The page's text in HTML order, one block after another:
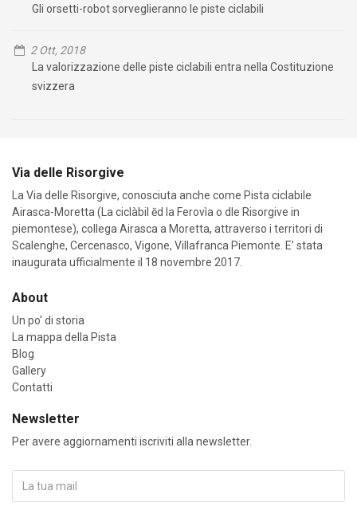
Gli orsetti-robot sorveglieranno le piste ciclabili
2 Ott, 2018
La valorizzazione delle piste ciclabili entra nella Costituzione
svizzera
Via delle Risorgive
La Via delle Risorgive, conosciuta anche come Pista ciclabile
Airasca-Moretta (La ciclàbil ĕd la Ferovìa o dle Risorgive in
piemontese), collega Airasca a Moretta, attraverso i territori di
Scalenghe, Cercenasco, Vigone, Villafranca Piemonte. E’ stata
inaugurata ufficialmente il 18 novembre 2017.
About
Un po' di storia
La mappa della Pista
Blog
Gallery
Contatti
Newsletter
Per avere aggiornamenti iscriviti alla newsletter.